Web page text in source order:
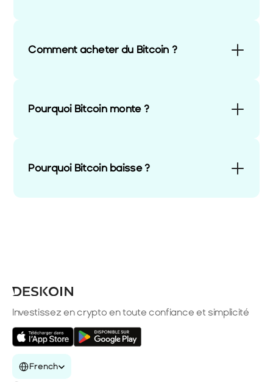
Comment acheter du Bitcoin ?
Pourquoi Bitcoin monte ?
Pourquoi Bitcoin baisse ?
Investissez en crypto en toute confiance et simplicité
Select Language
French